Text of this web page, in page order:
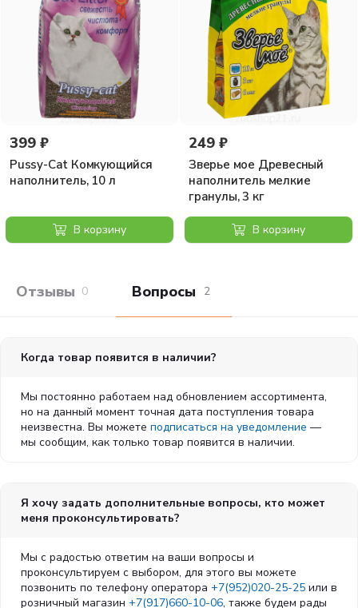
сертификацию.
Одно решение для разных питомцев
Подходит для использования в клетках грызунов и
других некрупных домашних млекопитающих. *
Из расчета среднего объема выделяемой мочи у
кошки 100 мл. в день, при этом на одно посещение
лотка приходится 20 мл. Древесные гранулы из
свежего опила деревьев хвойных пород.
прессуются только за счет высокого давления).
НЕТ химического обеззараживания (проходят
термическую обработку под высокой t°).
399 ₽
Pussy-Cat Комкующийся
наполнитель, 10 л
В корзину
249 ₽
Зверье мое Древесный
наполнитель мелкие
гранулы, 3 кг
В корзину
Отзывы покупателей
0 Вопросы и
2
Когда товар появится в наличии?
Мы постоянно работаем над обновлением ассортимента,
но на данный момент точная дата поступления товара
неизвестна. Вы можете подписаться на уведомление —
мы сообщим, как только товар появится в наличии.
Я хочу задать дополнительные вопросы, кто может
меня проконсультировать?
Мы с радостью ответим на ваши вопросы и
проконсультируем с выбором, для этого вы можете
позвонить по телефону оператора +7(952)020-25-25 или в
розничный магазин +7(917)660-10-06, также будем рады